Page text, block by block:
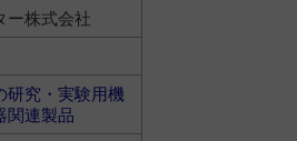
ー株式会社
研究・実験用機
関連製品